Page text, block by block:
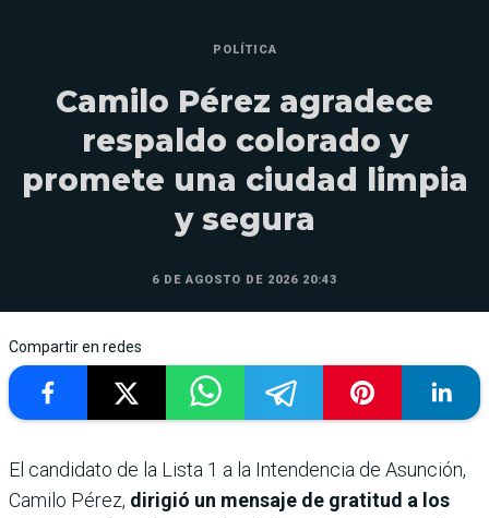
POLÍTICA
Camilo Pérez agradece
respaldo colorado y
promete una ciudad limpia
y segura
6 DE AGOSTO DE 2026 20:43
Compartir en redes
El candidato de la Lista 1 a la Intendencia de Asunción,
Camilo Pérez, dirigió un mensaje de gratitud a los